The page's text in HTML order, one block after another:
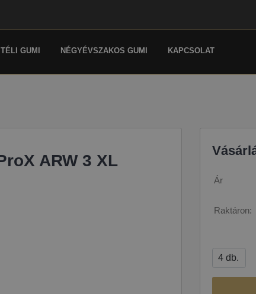
TÉLI GUMI NÉGYÉVSZAKOS GUMI KAPCSOLAT
ARW 3 XL
Ár
Raktáron: